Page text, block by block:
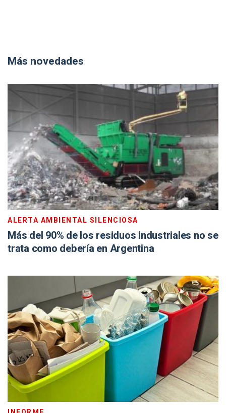
Más novedades
ALERTA AMBIENTAL SILENCIOSA
Más del 90% de los residuos industriales no se
trata como debería en Argentina